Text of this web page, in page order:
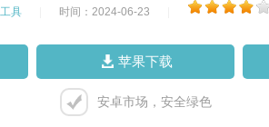
工具 时间：2024-06-23
苹果下载
安卓市场，安全绿色